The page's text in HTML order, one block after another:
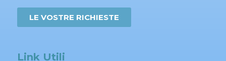
LE VOSTRE RICHIESTE
Link Utili